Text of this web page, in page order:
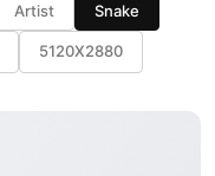
Artist Snake
5120X2880